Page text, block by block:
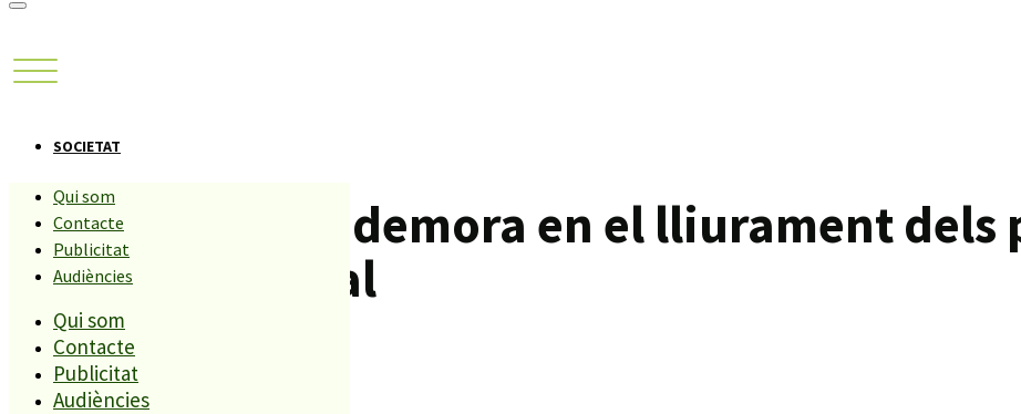
Qui som
Contacte
Publicitat
Audiències
Qui som
Contacte
Publicitat
Audiències
SOCIETAT
Malestar per la demora en el lliurament
protecció oficial
Compartiu aquesta història